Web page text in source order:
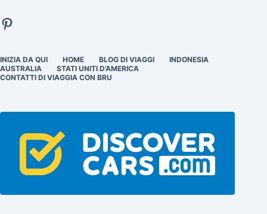
Pinterest
INIZIA DA QUI HOME BLOG DI VIAGGI
INDONESIA
AUSTRALIA
STATI UNITI D’AMERICA
CONTATTI DI VIAGGIA CON BRU